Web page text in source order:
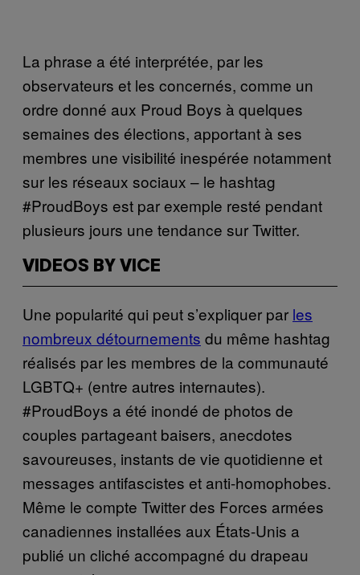
La phrase a été interprétée, par les
observateurs et les concernés, comme un
ordre donné aux Proud Boys à quelques
semaines des élections, apportant à ses
membres une visibilité inespérée notamment
sur les réseaux sociaux – le hashtag
#ProudBoys est par exemple resté pendant
plusieurs jours une tendance sur Twitter.
VIDEOS BY VICE
Une popularité qui peut s’expliquer par les
nombreux détournements du même hashtag
réalisés par les membres de la communauté
LGBTQ+ (entre autres internautes).
#ProudBoys a été inondé de photos de
couples partageant baisers, anecdotes
savoureuses, instants de vie quotidienne et
messages antifascistes et anti-homophobes.
Même le compte Twitter des Forces armées
canadiennes installées aux États-Unis a
publié un cliché accompagné du drapeau